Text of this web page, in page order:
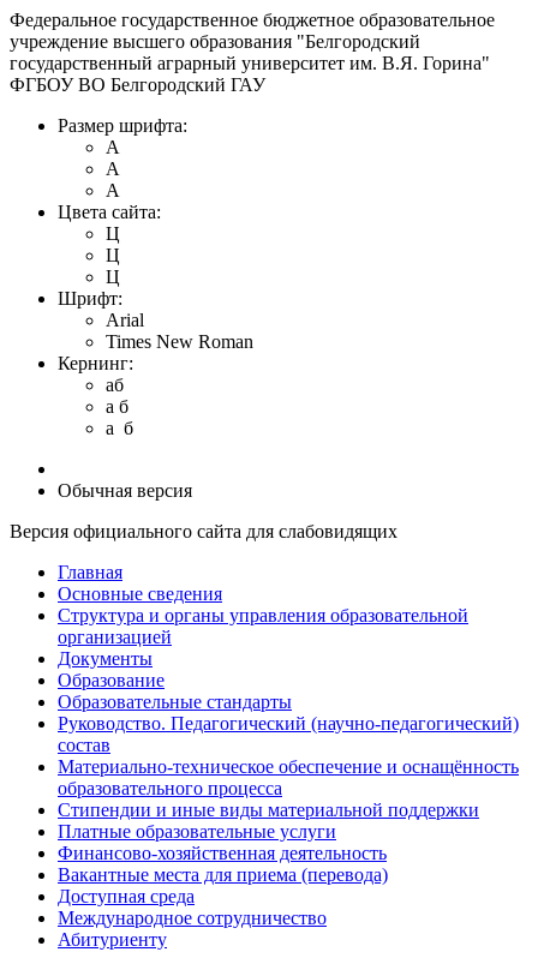
Федеральное государственное бюджетное образовательное
учреждение высшего образования "Белгородский
государственный аграрный университет им. В.Я. Горина"
ФГБОУ ВО Белгородский ГАУ
Размер шрифта:
A
A
A
Цвета сайта:
Ц
Ц
Ц
Шрифт:
Arial
Times New Roman
Кернинг:
aб
a б
a б
Обычная версия
Версия официального сайта для слабовидящих
Главная
Основные сведения
Структура и органы управления образовательной
организацией
Документы
Образование
Образовательные стандарты
Руководство. Педагогический (научно-педагогический)
состав
Материально-техническое обеспечение и оснащённость
образовательного процесса
Стипендии и иные виды материальной поддержки
Платные образовательные услуги
Финансово-хозяйственная деятельность
Вакантные места для приема (перевода)
Доступная среда
Международное сотрудничество
Абитуриенту